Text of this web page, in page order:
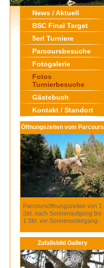
News / Aktuell
BSC Final Target
5erl Turniere
Parcoursbesuche
Fotogalerie
Fotos
Turnierbesuche
Gästebuch
Kontakt / Standort
Öffnungszeiten vom Parcours
Parcoursöffnungszeiten von 1
Std. nach Sonnenaufgang bis
1 Std. vor Sonnenuntergang.
Zufallsbild Gallery